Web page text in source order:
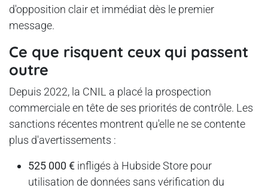
d'opposition clair et immédiat dès le premier
message.
Ce que risquent ceux qui passent
outre
Depuis 2022, la CNIL a placé la prospection
commerciale en tête de ses priorités de contrôle. Les
sanctions récentes montrent qu'elle ne se contente
plus d'avertissements :
525 000 € infligés à Hubside Store pour
utilisation de données sans vérification du